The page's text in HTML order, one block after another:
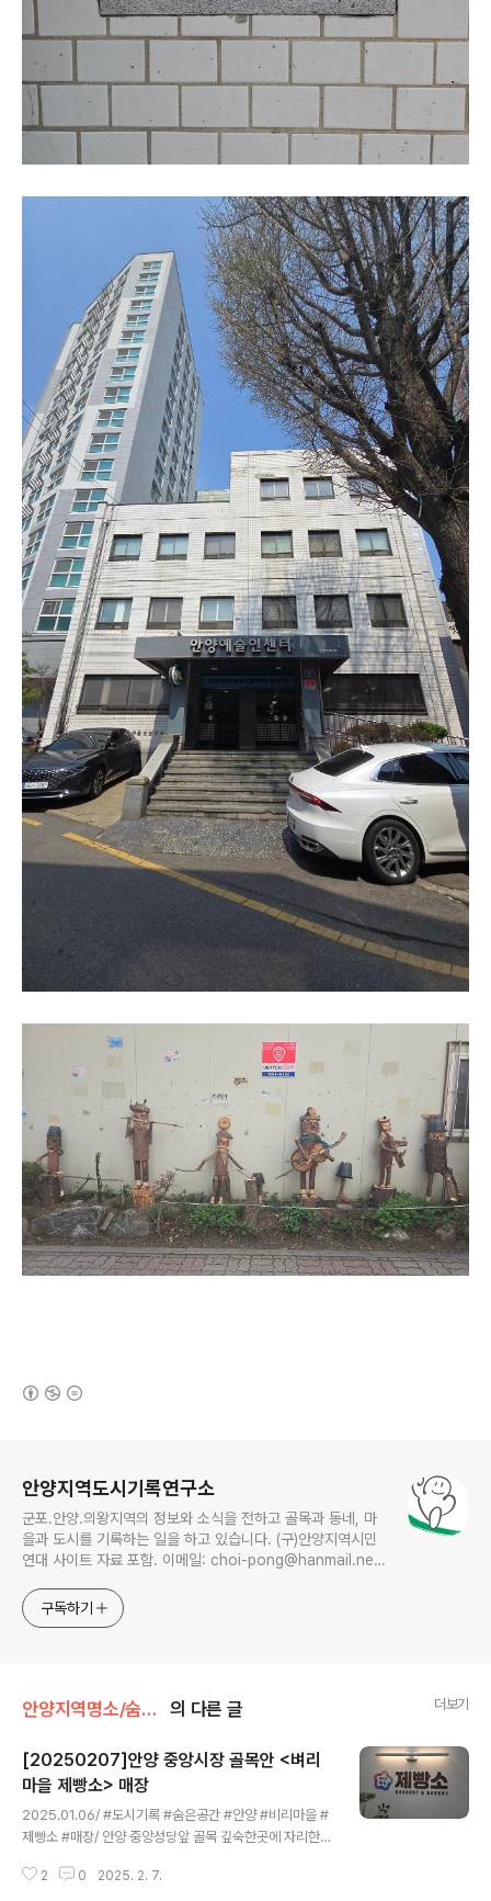
안양지역도시기록연구소
군포.안양.의왕지역의 정보와 소식을 전하고 골목과 동네, 마
을과 도시를 기록하는 일을 하고 있습니다. (구)안양지역시민
연대 사이트 자료 포함. 이메일: choi-pong@hanmail.net
구독하기
안양지역명소/숨은공간 의 다른 글 더보기
[20250207]안양 중앙시장 골목안 <벼리
마을 제빵소> 매장
2025.01.06/ #도시기록 #숨은공간 #안양 #비리마을 #
제빵소 #매장/ 안양 중앙성당앞 골목 깊숙한곳에 자리한
길이 이어지는 곳으로 자난해 11월 7일 오픈했다. 벼리마
2 0 2025. 2. 7.